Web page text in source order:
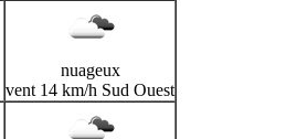
nuageux
vent 14 km/h Sud Ouest